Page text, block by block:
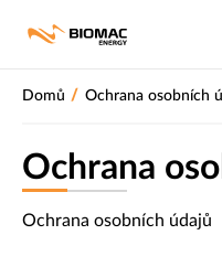
Domů / Ochrana osobních
Ochrana
Ochrana osobních údajů